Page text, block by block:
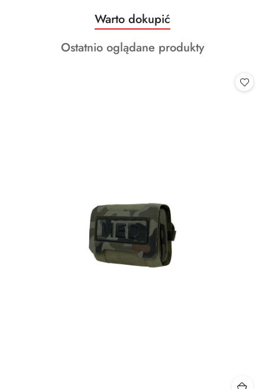
Pomiń karuzelę produktów
Produkty
o
statusie:
Warto dokupić
Produkty
Ostatnio oglądane produkty